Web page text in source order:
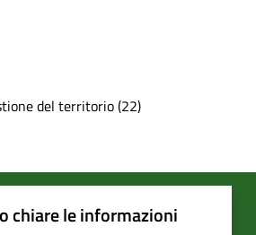
del territorio (22)
chiare le informazioni